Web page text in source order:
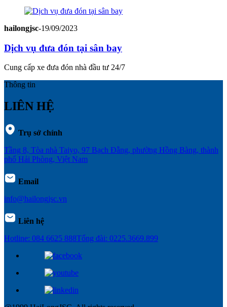
hailongjsc-19/09/2023
Dịch vụ đưa đón tại sân bay
Cung cấp xe đưa đón nhà đầu tư 24/7
Thông tin
LIÊN HỆ
Trụ sở chính
Tầng 8, Tòa nhà Taiyo, 97 Bạch Đằng, phường Hồng Bàng, thành
phố Hải Phòng, Việt Nam
Email
info@hailongjsc.vn
Liên hệ
Hotline: 084 6625 888Tổng đài: 0225.3669.899